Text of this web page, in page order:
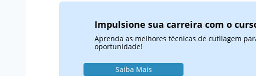
Impulsione sua carreira com o
Aprenda as melhores técnicas de cutilagem
oportunidade!
Saiba Mais